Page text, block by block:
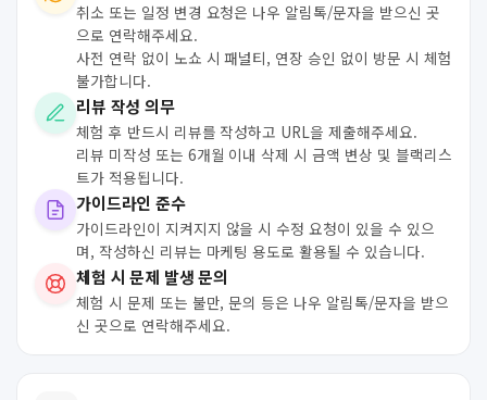
취소 또는 일정 변경 요청은 나우 알림톡/문자을 받으신 곳
으로 연락해주세요.
사전 연락 없이 노쇼 시 패널티, 연장 승인 없이 방문 시 체험
불가합니다.
리뷰 작성 의무
체험 후 반드시 리뷰를 작성하고 URL을 제출해주세요.
리뷰 미작성 또는 6개월 이내 삭제 시 금액 변상 및 블랙리스
트가 적용됩니다.
가이드라인 준수
가이드라인이 지켜지지 않을 시 수정 요청이 있을 수 있으
며, 작성하신 리뷰는 마케팅 용도로 활용될 수 있습니다.
체험 시 문제 발생 문의
체험 시 문제 또는 불만, 문의 등은 나우 알림톡/문자을 받으
신 곳으로 연락해주세요.